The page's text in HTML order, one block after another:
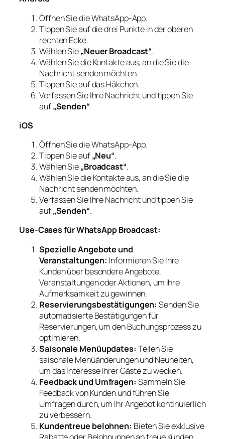
Öffnen Sie die WhatsApp-App.
Tippen Sie auf die drei Punkte in der oberen
rechten Ecke.
Wählen Sie„Neuer Broadcast“.
Wählen Sie die Kontakte aus, an die Sie die
Nachricht senden möchten.
Tippen Sie auf das Häkchen.
Verfassen Sie Ihre Nachricht und tippen Sie
auf„Senden“.
iOS
Öffnen Sie die WhatsApp-App.
Tippen Sie auf„Neu“.
Wählen Sie„Broadcast“.
Wählen Sie die Kontakte aus, an die Sie die
Nachricht senden möchten.
Verfassen Sie Ihre Nachricht und tippen Sie
auf„Senden“.
Use-Cases für WhatsApp Broadcast:
Spezielle Angebote und
Veranstaltungen: Informieren Sie Ihre
Kunden über besondere Angebote,
Veranstaltungen oder Aktionen, um ihre
Aufmerksamkeit zu gewinnen.
Reservierungsbestätigungen: Senden Sie
automatisierte Bestätigungen für
Reservierungen, um den Buchungsprozess zu
optimieren.
Saisonale Menüupdates: Teilen Sie
saisonale Menüänderungen und Neuheiten,
um das Interesse Ihrer Gäste zu wecken.
Feedback und Umfragen: Sammeln Sie
Feedback von Kunden und führen Sie
Umfragen durch, um Ihr Angebot kontinuierlich
zu verbessern.
Kundentreue belohnen: Bieten Sie exklusive